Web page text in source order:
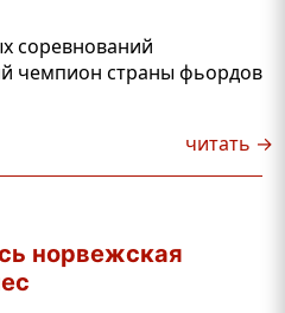
соревнований
чемпион страны фьордов
читать →
норвежская